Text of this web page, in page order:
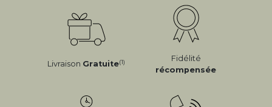
Livraison Gratuite(1)
Fidélité
récompensée